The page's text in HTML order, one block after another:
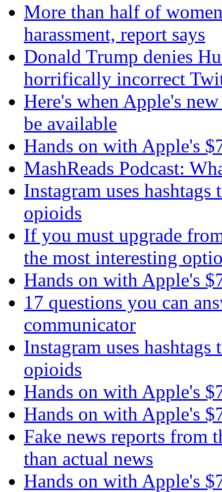
More than half of
harassment, report says
Donald Trump denies
horrifically incorrect
Here's when Apple's
be available
Hands on with Apple's
MashReads Podcast:
Instagram uses
opioids
If you must upgrade
the most interesting
Hands on with Apple's
17 questions you can
communicator
Instagram uses
opioids
Hands on with Apple's
Hands on with Apple's
Fake news reports from
than actual news
Hands on with Apple's